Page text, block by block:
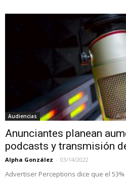
Audiencias
Anunciantes planean
podcasts y transmisión
Alpha González - 03/14/2022
Advertiser Perceptions dice que el